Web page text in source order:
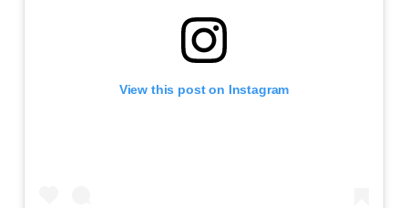
View this post on Instagram